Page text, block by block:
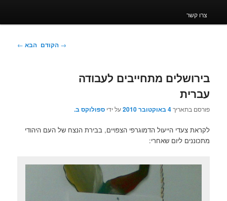
צרו קשר
ניווט
→ הקודם הבא ←
בירושלים מתחייבים לעבודה
עברית
פורסם בתאריך4 באוקטובר 2010 על ידיספולוקס ב.
לקראת צעדי הייעול הדמוגרפי הצפויים, בבירת הנצח של העם היהודי
מתכוננים ליום שאחרי: